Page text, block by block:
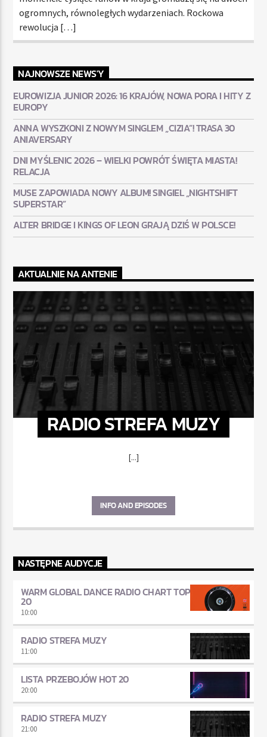
ogromnych, równoległych wydarzeniach. Rockowa
rewolucja […]
NAJNOWSZE NEWS'Y
EUROWIZJA JUNIOR 2026: 16 KRAJÓW, NOWA PORA I HITY Z
EUROPY
ANNA WYSZKONI Z NOWYM SINGLEM „CIZIA”! TRASA 30
ANIAVERSARY
DNI MYŚLENIC 2026 – WIELKI POWRÓT ŚWIĘTA MIASTA!
RELACJA
MUSE ZAPOWIADA NOWY ALBUM! SINGIEL „NIGHTSHIFT
SUPERSTAR”
ALTER BRIDGE I KINGS OF LEON GRAJĄ DZIŚ W POLSCE!
AKTUALNIE NA ANTENIE
RADIO STREFA MUZY
[...]
INFO AND EPISODES
NASTĘPNE AUDYCJE
WARM GLOBAL DANCE RADIO CHART TOP
20
10:00
RADIO STREFA MUZY
11:00
LISTA PRZEBOJÓW HOT 20
20:00
RADIO STREFA MUZY
21:00